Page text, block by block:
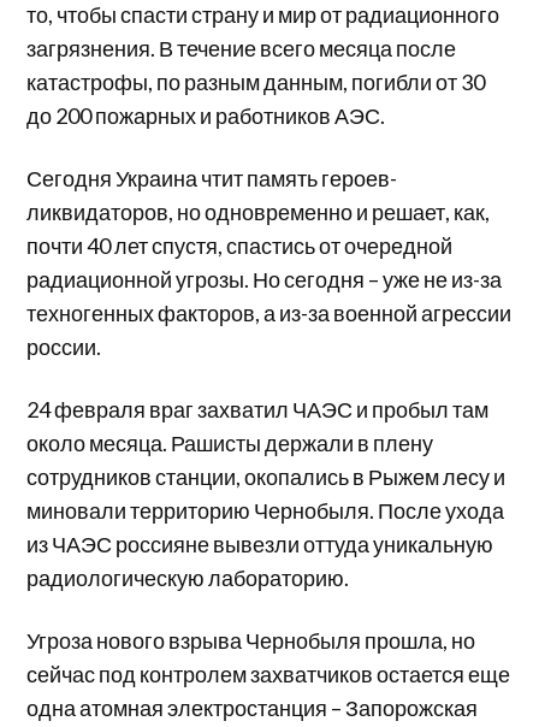
то, чтобы спасти страну и мир от радиационного
загрязнения. В течение всего месяца после
катастрофы, по разным данным, погибли от 30
до 200 пожарных и работников АЭС.
Сегодня Украина чтит память героев-
ликвидаторов, но одновременно и решает, как,
почти 40 лет спустя, спастись от очередной
радиационной угрозы. Но сегодня – уже не из-за
техногенных факторов, а из-за военной агрессии
россии.
24 февраля враг захватил ЧАЭС и пробыл там
около месяца. Рашисты держали в плену
сотрудников станции, окопались в Рыжем лесу и
миновали территорию Чернобыля. После ухода
из ЧАЭС россияне вывезли оттуда уникальную
радиологическую лабораторию.
Угроза нового взрыва Чернобыля прошла, но
сейчас под контролем захватчиков остается еще
одна атомная электростанция – Запорожская